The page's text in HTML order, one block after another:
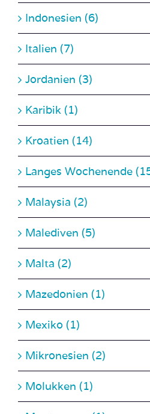
Italien (7)
Jordanien (3)
Karibik (1)
Kroatien (14)
Langes Wochenende (15)
Malaysia (2)
Malediven (5)
Malta (2)
Mazedonien (1)
Mexiko (1)
Mikronesien (2)
Molukken (1)
Montenegro (1)